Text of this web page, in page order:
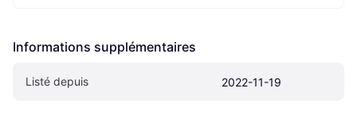
Informations supplémentaires
Listé depuis 2022-11-19